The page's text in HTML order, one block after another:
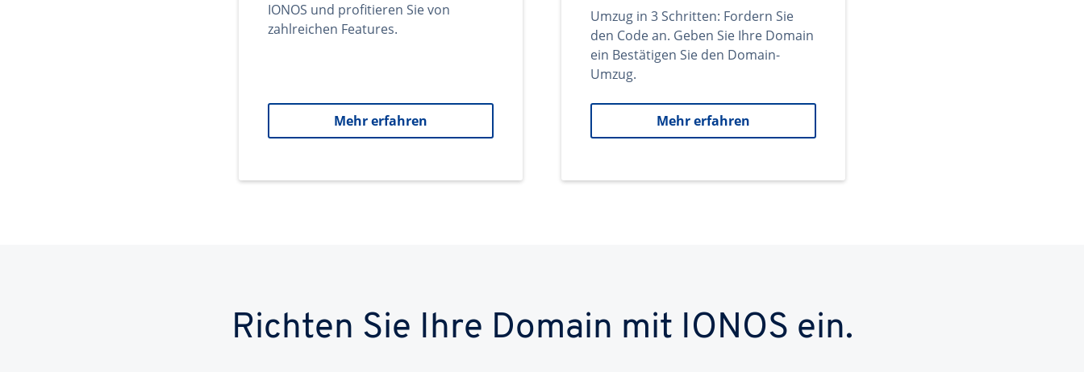
IONOS und profitieren Sie von
zahlreichen Features.
Mehr erfahren
Umzug in 3 Schritten: Fordern Sie
den Code an. Geben Sie Ihre Domain
ein Bestätigen Sie den Domain-
Umzug.
Mehr erfahren
Richten Sie Ihre Domain mit IONOS ein.